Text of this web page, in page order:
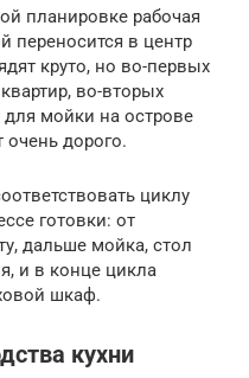
планировке рабочая
переносится в центр
круто, но во-первых
во-вторых
мойки на острове
очень дорого.
циклу
готовки: от
дальше мойка, стол
и в конце цикла
шкаф.
кухни